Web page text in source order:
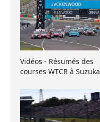
Vidéos - Résumés des
courses WTCR à Suzuka